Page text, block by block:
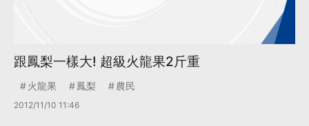
跟鳳梨一樣大! 超級火龍果2斤重
火龍果 鳳梨 農民
2012/11/10 11:46